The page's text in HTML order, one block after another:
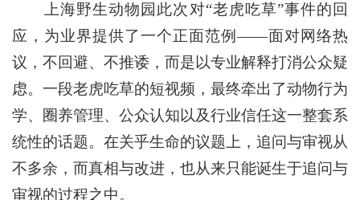
上海野生动物园此次对“老虎吃草”事件的回
应，为业界提供了一个正面范例——面对网络热
议，不回避、不推诿，而是以专业解释打消公众疑
虑。一段老虎吃草的短视频，最终牵出了动物行为
学、圈养管理、公众认知以及行业信任这一整套系
统性的话题。在关乎生命的议题上，追问与审视从
不多余，而真相与改进，也从来只能诞生于追问与
审视的过程之中。